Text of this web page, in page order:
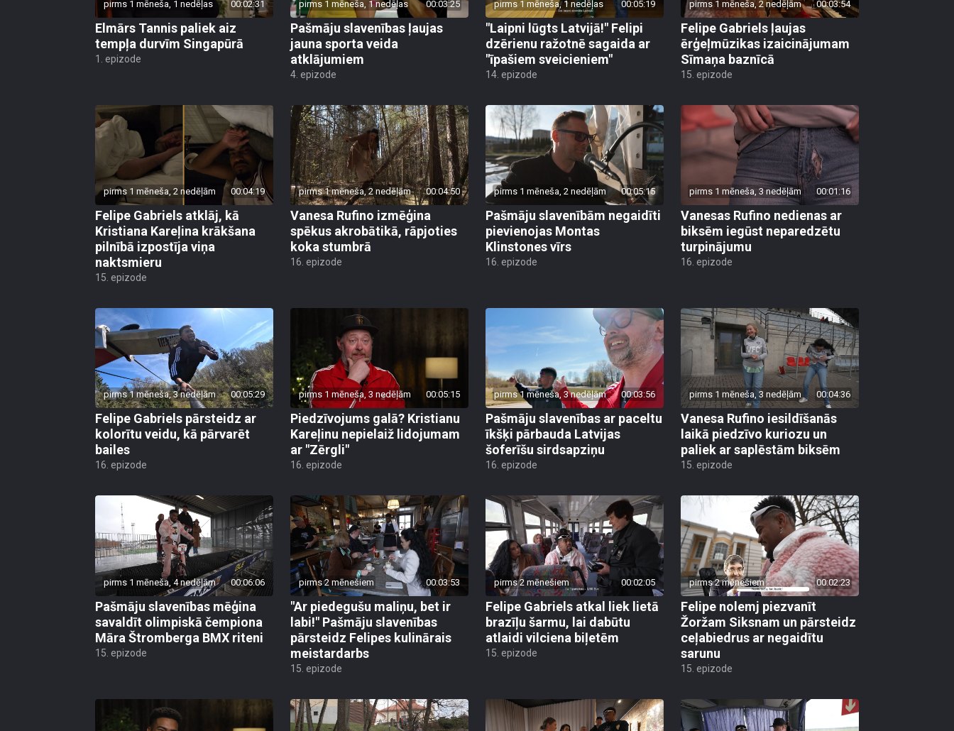
Elmārs Tannis paliek aiz
tempļa durvīm Singapūrā
1. epizode
Pašmāju slavenības ļaujas
jauna sporta veida
atklājumiem
4. epizode
"Laipni lūgts Latvijā!" Felipi
dzērienu ražotnē sagaida ar
"īpašiem sveicieniem"
14. epizode
Felipe Gabriels ļaujas
ērģeļmūzikas izaicinājumam
Sīmaņa baznīcā
15. epizode
pirms 1 mēneša, 2 nedēļām 00:04:19
Felipe Gabriels atklāj, kā
Kristiana Kareļina krākšana
pilnībā izpostīja viņa
naktsmieru
15. epizode
pirms 1 mēneša, 2 nedēļām 00:04:50
Vanesa Rufino izmēģina
spēkus akrobātikā, rāpjoties
koka stumbrā
16. epizode
pirms 1 mēneša, 2 nedēļām 00:05:15
Pašmāju slavenībām negaidīti
pievienojas Montas
Klinstones vīrs
16. epizode
pirms 1 mēneša, 3 nedēļām 00:01:16
Vanesas Rufino nedienas ar
biksēm iegūst neparedzētu
turpinājumu
16. epizode
pirms 1 mēneša, 3 nedēļām 00:05:29
Felipe Gabriels pārsteidz ar
kolorītu veidu, kā pārvarēt
bailes
16. epizode
pirms 1 mēneša, 3 nedēļām 00:05:15
Piedzīvojums galā? Kristianu
Kareļinu nepielaiž lidojumam
ar "Zērgli"
16. epizode
pirms 1 mēneša, 3 nedēļām 00:03:56
Pašmāju slavenības ar paceltu
īkšķi pārbauda Latvijas
šoferīšu sirdsapziņu
16. epizode
pirms 1 mēneša, 3 nedēļām 00:04:36
Vanesa Rufino iesildīšanās
laikā piedzīvo kuriozu un
paliek ar saplēstām biksēm
15. epizode
pirms 1 mēneša, 4 nedēļām 00:06:06
Pašmāju slavenības mēģina
savaldīt olimpiskā čempiona
Māra Štromberga BMX riteni
15. epizode
pirms 2 mēnešiem 00:03:53
"Ar piedegušu maliņu, bet ir
labi!" Pašmāju slavenības
pārsteidz Felipes kulinārais
meistardarbs
15. epizode
pirms 2 mēnešiem 00:02:05
Felipe Gabriels atkal liek lietā
brazīļu šarmu, lai dabūtu
atlaidi vilciena biļetēm
15. epizode
pirms 2 mēnešiem 00:02:23
Felipe nolemj piezvanīt
Žoržam Siksnam un pārsteidz
ceļabiedrus ar negaidītu
sarunu
15. epizode